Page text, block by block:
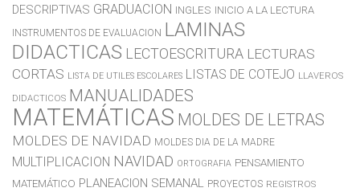
DESCRIPTIVAS GRADUACION INGLES INICIO A LA LECTURA
INSTRUMENTOS DE EVALUACION LAMINAS
DIDACTICAS LECTOESCRITURA LECTURAS
CORTAS LISTA DE UTILES ESCOLARES LISTAS DE COTEJO LLAVEROS
DIDACTICOS MANUALIDADES
MATEMÁTICAS MOLDES DE LETRAS
MOLDES DE NAVIDAD MOLDES DIA DE LA MADRE
MULTIPLICACION NAVIDAD ORTOGRAFIA PENSAMIENTO
MATEMÁTICO PLANEACION SEMANAL PROYECTOS REGISTROS